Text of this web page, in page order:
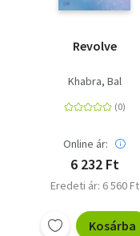
Revolve
Khabra, Bal
Online ár:
6 232 Ft
Eredeti ár: 6 560 Ft
Kosárba